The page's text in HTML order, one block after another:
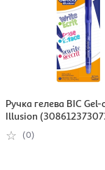
Ручка гелева BIC
Illusion
(0)